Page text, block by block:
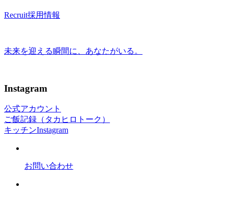
Recruit採用情報
未来を迎える瞬間に、あなたがいる。
Instagram
公式アカウント
ご飯記録（タカヒロトーク）
キッチンInstagram
お問い合わせ